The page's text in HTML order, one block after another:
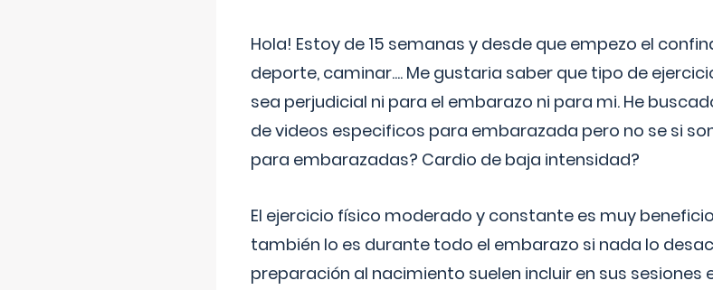
Hola! Estoy de 15 semanas y desde que empezo el
deporte, caminar.... Me gustaria saber que tipo de
sea perjudicial ni para el embarazo ni para mi. He
de videos especificos para embarazada pero no se si
para embarazadas? Cardio de baja intensidad?
El ejercicio físico moderado y constante es muy
también lo es durante todo el embarazo si nada lo
preparación al nacimiento suelen incluir en sus sesiones